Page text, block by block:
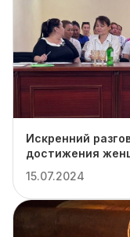
Искренний
достижения
15.07.2024